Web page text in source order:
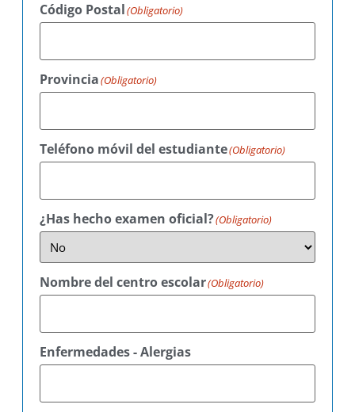
Código Postal(Obligatorio)
Provincia(Obligatorio)
Teléfono móvil del estudiante(Obligatorio)
¿Has hecho examen oficial?(Obligatorio)
Nombre del centro escolar(Obligatorio)
Enfermedades - Alergias